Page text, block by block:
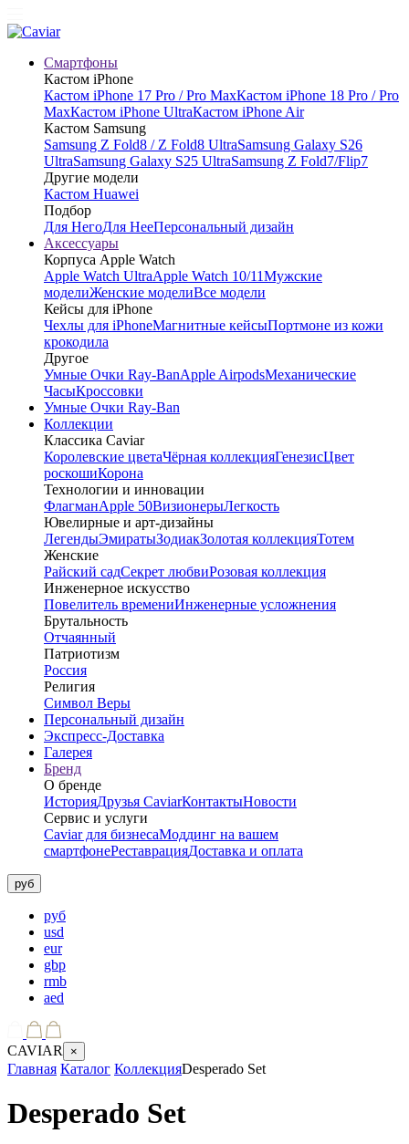
Смартфоны
Кастом iPhone
Кастом iPhone 17 Pro / Pro MaxКастом iPhone 18 Pro / Pro
MaxКастом iPhone UltraКастом iPhone Air
Кастом Samsung
Samsung Z Fold8 / Z Fold8 UltraSamsung Galaxy S26
UltraSamsung Galaxy S25 UltraSamsung Z Fold7/Flip7
Другие модели
Кастом Huawei
Подбор
Для НегоДля НееПерсональный дизайн
Аксессуары
Корпуса Apple Watch
Apple Watch UltraApple Watch 10/11Мужские
моделиЖенские моделиВсе модели
Кейсы для iPhone
Чехлы для iPhoneМагнитные кейсыПортмоне из кожи
крокодила
Другое
Умные Очки Ray-BanApple AirpodsМеханические
ЧасыКроссовки
Умные Очки Ray-Ban
Коллекции
Классика Caviar
Королевские цветаЧёрная коллекцияГенезисЦвет
роскошиКорона
Технологии и инновации
ФлагманApple 50ВизионерыЛегкость
Ювелирные и арт-дизайны
ЛегендыЭмиратыЗодиакЗолотая коллекцияТотем
Женские
Райский садСекрет любвиРозовая коллекция
Инженерное искусство
Повелитель времениИнженерные усложнения
Брутальность
Отчаянный
Патриотизм
Россия
Религия
Символ Веры
Персональный дизайн
Экспресс-Доставка
Галерея
Бренд
О бренде
ИсторияДрузья CaviarКонтактыНовости
Сервис и услуги
Caviar для бизнесаМоддинг на вашем
смартфонеРеставрацияДоставка и оплата
руб
руб
usd
eur
gbp
rmb
aed
CAVIAR ×
Главная Каталог КоллекцияDesperado Set
Desperado Set